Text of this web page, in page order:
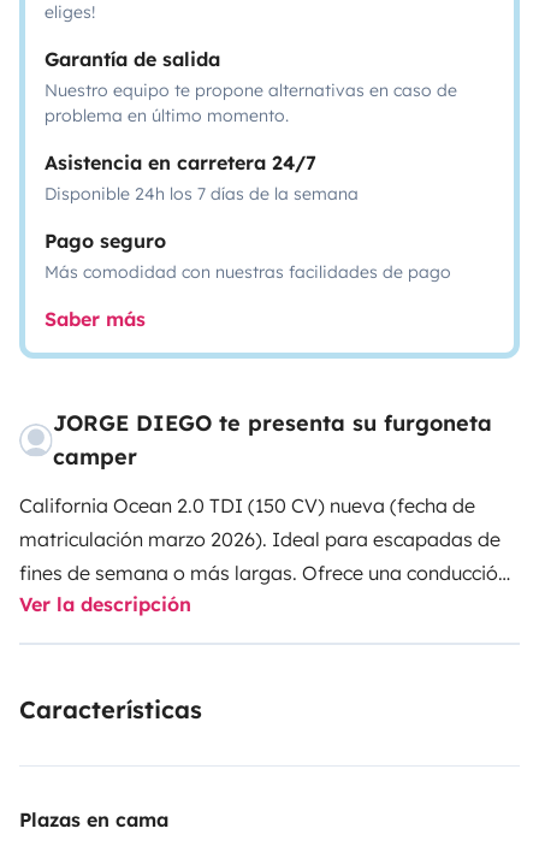
eliges!
Garantía de salida
Nuestro equipo te propone alternativas en caso de
problema en último momento.
Asistencia en carretera 24/7
Disponible 24h los 7 días de la semana
Pago seguro
Más comodidad con nuestras facilidades de pago
Saber más
JORGE DIEGO te presenta su furgoneta
camper
California Ocean 2.0 TDI (150 CV) nueva (fecha de
matriculación marzo 2026). Ideal para escapadas de
fines de semana o más largas. Ofrece una conducción
tipo turismo con tecnologías avanzadas de asistencia
a la conducción. Doble puerta corredera. 4 plazas.
comensales, cazo y sartén. Cocina interior y fregadero.
Ver la descripción
Características
Plazas en cama